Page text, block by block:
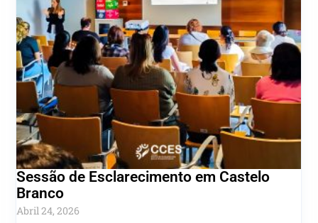
Sessão de Esclarecimento em Castelo
Branco
Abril 24, 2026